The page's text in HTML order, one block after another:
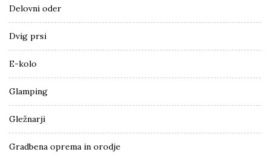
Delovni oder
Dvig prsi
E-kolo
Glamping
Gležnarji
Gradbena oprema in orodje